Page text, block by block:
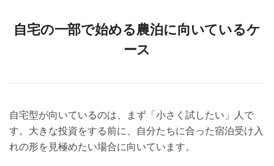
自宅の一部で始める農泊に向いているケ
ース
自宅型が向いているのは、まず「小さく試したい」人で
す。大きな投資をする前に、自分たちに合った宿泊受け入
れの形を見極めたい場合に向いています。